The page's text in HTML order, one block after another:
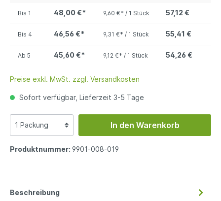
Bis 1 48,00 €* 9,60 €* / 1 Stück 57,12 €
Bis 4 46,56 €* 9,31 €* / 1 Stück 55,41 €
Ab 5 45,60 €* 9,12 €* / 1 Stück 54,26 €
Preise exkl. MwSt. zzgl. Versandkosten
Sofort verfügbar, Lieferzeit 3-5 Tage
In den Warenkorb
Produktnummer: 9901-008-019
Beschreibung